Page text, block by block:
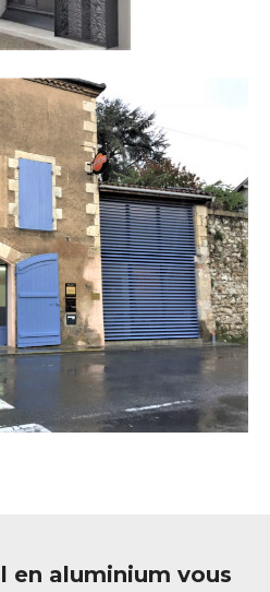
en aluminium vous